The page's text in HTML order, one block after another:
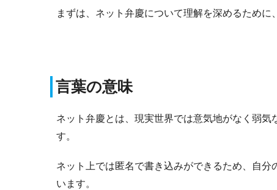
まずは、ネット弁慶について理解を深めるために
言葉の意味
ネット弁慶とは、現実世界では意気地がなく弱気
す。
ネット上では匿名で書き込みができるため、自
います。